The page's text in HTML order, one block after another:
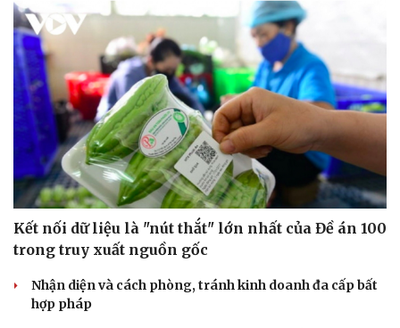
Kết nối dữ liệu là "nút thắt" lớn nhất của Đề án 100
trong truy xuất nguồn gốc
Nhận diện và cách phòng, tránh kinh doanh đa cấp bất
hợp pháp